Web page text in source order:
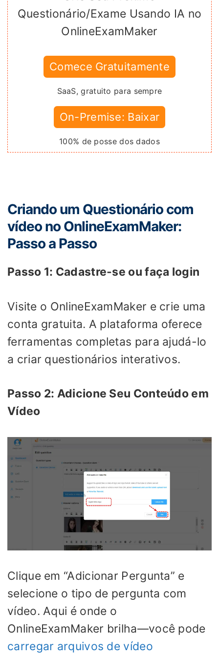
Questionário/Exame Usando IA no
OnlineExamMaker
Comece Gratuitamente
SaaS, gratuito para sempre
On-Premise: Baixar
100% de posse dos dados
Criando um Questionário com
vídeo no OnlineExamMaker:
Passo a Passo
Passo 1: Cadastre-se ou faça login
Visite o OnlineExamMaker e crie uma
conta gratuita. A plataforma oferece
ferramentas completas para ajudá-lo
a criar questionários interativos.
Passo 2: Adicione Seu Conteúdo em
Vídeo
Clique em “Adicionar Pergunta” e
selecione o tipo de pergunta com
vídeo. Aqui é onde o
OnlineExamMaker brilha—você pode
carregar arquivos de vídeo